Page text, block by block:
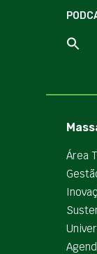
Área